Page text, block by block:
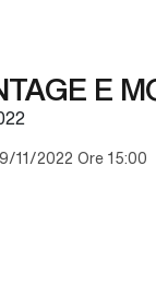
E
11/2022 Ore 15:00